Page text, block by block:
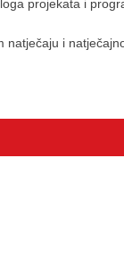
projekata i
natječaju i